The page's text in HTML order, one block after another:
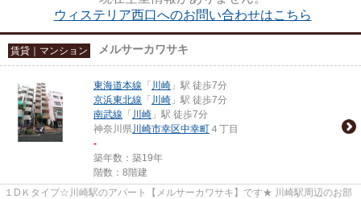
ウィステリア西口へのお問い合わせはこちら
賃貸｜マンション メルサーカワサキ
東海道本線 「 川崎 」駅 徒歩7分
京浜東北線 「 川崎 」駅 徒歩7分
南武線 「 川崎 」駅 徒歩7分
神奈川県川崎市幸区中幸町 ４丁目
-
築年数：築19年
階数：8階建
１DＫタイプ☆川崎駅のアパート【メルサーカワサキ】です★ 川崎駅周辺のお部